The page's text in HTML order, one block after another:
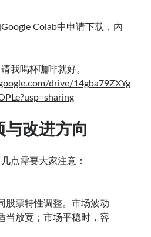
Colab中申请下载，内
我喝杯咖啡就好。
drive/14gba79ZXYg
与改进方向
点需要大家注意：
股票特性调整。市场波动
当放宽；市场平稳时，容